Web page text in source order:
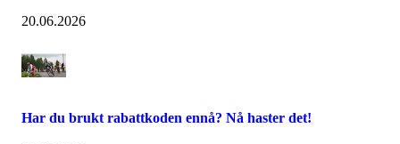
20.06.2026
Har du brukt rabattkoden ennå? Nå haster det!